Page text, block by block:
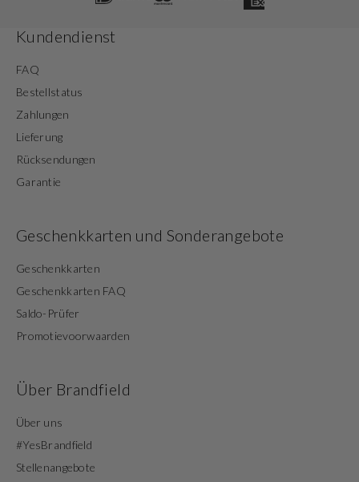
Kundendienst
FAQ
Bestellstatus
Zahlungen
Lieferung
Rücksendungen
Garantie
Geschenkkarten und Sonderangebote
Geschenkkarten
Geschenkkarten FAQ
Saldo-Prüfer
Promotievoorwaarden
Über Brandfield
Über uns
#YesBrandfield
Stellenangebote